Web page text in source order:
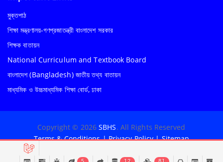
মুক্তপাঠ
শিক্ষা মন্ত্রণালয়-গণপ্রজাতন্ত্রী বাংলাদেশ সরকার
শিক্ষক বাতায়ন
National Curriculum and Textbook Board
বাংলাদেশ (Bangladesh) জাতীয় তথ্য বাতায়ন
মাধ্যমিক ও উচ্চমাধ্যমিক শিক্ষা বোর্ড, ঢাকা
Copyright © 2026SBHS. All Rights Reserved
Terms & Conditions | Privacy Policy | Sitemap